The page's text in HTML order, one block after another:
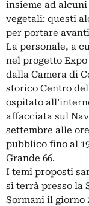
insieme ad
vegetali: questi
per portare
La personale, a
nel progetto
dalla Camera di
storico Centro
ospitato
affacciata sul
settembre alle
pubblico fino al
Grande 66.
I temi proposti
si terrà presso la
Sormani il giorno